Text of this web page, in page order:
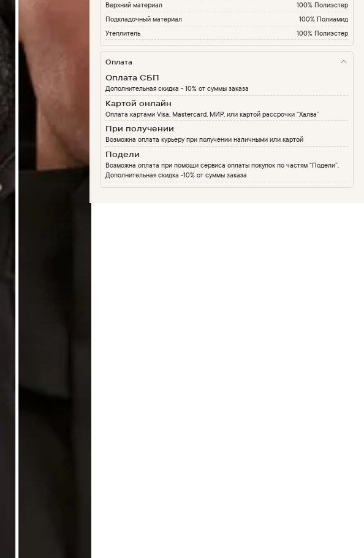
Верхний материал
100% Полиэстер
Подкладочный материал
100% Полиамид
Утеплитель
100% Полиэстер
Оплата
Оплата СБП
Дополнительная скидка - 10% от суммы заказа
Картой онлайн
Оплата картами Visa, Mastercard, МИР, или картой рассрочки “Халва”
При получении
Возможна оплата курьеру при получении наличными или картой
Подели
Возможна оплата при помощи сервиса оплаты покупок по частям “Подели”.
Дополнительная скидка -10% от суммы заказа